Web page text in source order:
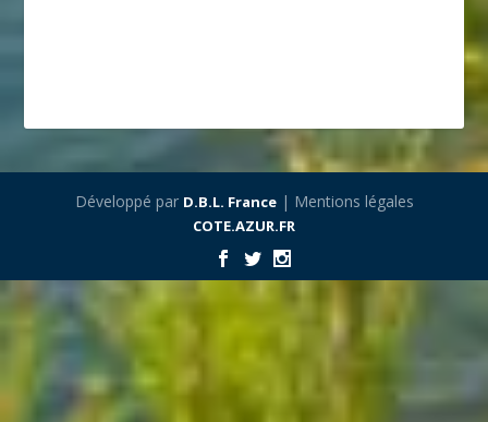
Développé par D.B.L. France| Mentions légales
COTE.AZUR.FR